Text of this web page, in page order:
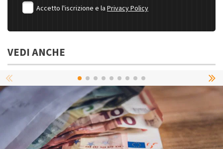
Accetto l'iscrizione e la Privacy Policy
VEDI ANCHE